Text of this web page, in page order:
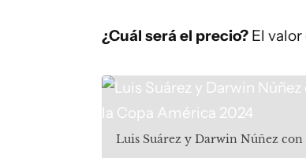
¿Cuál será el precio? El
Luis Suárez y Darwin Núñez